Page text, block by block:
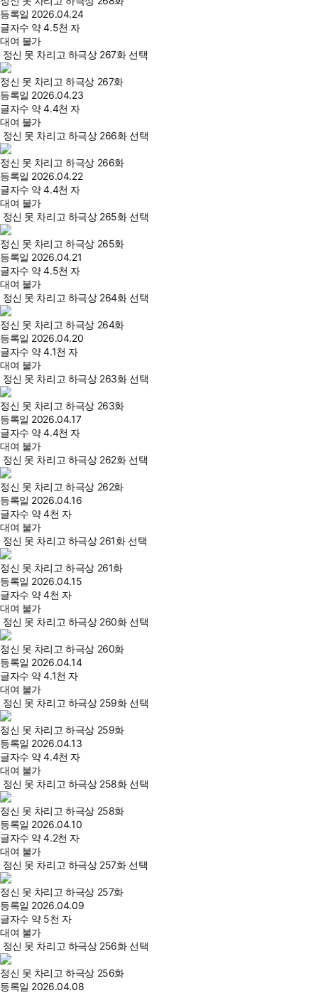
등록일 2026.04.24
글자수 약 4.5천 자
대여 불가
정신 못 차리고 하극상 267화 선택
정신 못 차리고 하극상 267화
등록일 2026.04.23
글자수 약 4.4천 자
대여 불가
정신 못 차리고 하극상 266화 선택
정신 못 차리고 하극상 266화
등록일 2026.04.22
글자수 약 4.4천 자
대여 불가
정신 못 차리고 하극상 265화 선택
정신 못 차리고 하극상 265화
등록일 2026.04.21
글자수 약 4.5천 자
대여 불가
정신 못 차리고 하극상 264화 선택
정신 못 차리고 하극상 264화
등록일 2026.04.20
글자수 약 4.1천 자
대여 불가
정신 못 차리고 하극상 263화 선택
정신 못 차리고 하극상 263화
등록일 2026.04.17
글자수 약 4.4천 자
대여 불가
정신 못 차리고 하극상 262화 선택
정신 못 차리고 하극상 262화
등록일 2026.04.16
글자수 약 4천 자
대여 불가
정신 못 차리고 하극상 261화 선택
정신 못 차리고 하극상 261화
등록일 2026.04.15
글자수 약 4천 자
대여 불가
정신 못 차리고 하극상 260화 선택
정신 못 차리고 하극상 260화
등록일 2026.04.14
글자수 약 4.1천 자
대여 불가
정신 못 차리고 하극상 259화 선택
정신 못 차리고 하극상 259화
등록일 2026.04.13
글자수 약 4.4천 자
대여 불가
정신 못 차리고 하극상 258화 선택
정신 못 차리고 하극상 258화
등록일 2026.04.10
글자수 약 4.2천 자
대여 불가
정신 못 차리고 하극상 257화 선택
정신 못 차리고 하극상 257화
등록일 2026.04.09
글자수 약 5천 자
대여 불가
정신 못 차리고 하극상 256화 선택
정신 못 차리고 하극상 256화
등록일 2026.04.08